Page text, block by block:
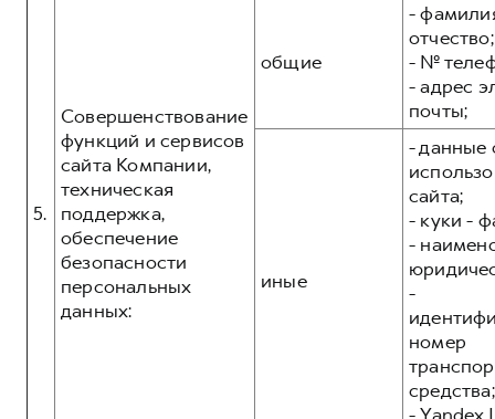
5.
Совершенствование
функций и сервисов
сайта Компании,
техническая
поддержка,
обеспечение
безопасности
персональных
данных:
общие
-
отчество;
- №
- адрес
почты;
иные
- данные
сайта;
- куки -
-
-
номер
средства;